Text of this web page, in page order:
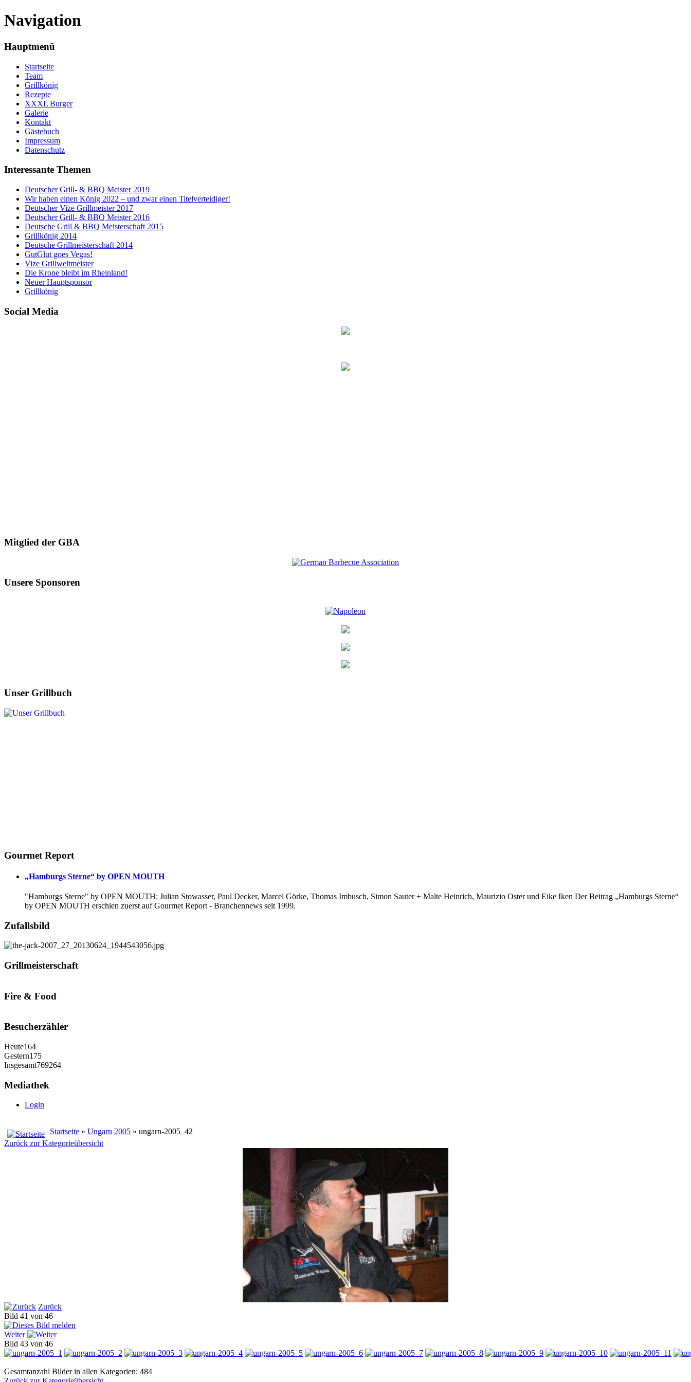
Navigation
Hauptmenü
Startseite
Team
Grillkönig
Rezepte
XXXL Burger
Galerie
Kontakt
Gästebuch
Impressum
Datenschutz
Interessante Themen
Deutscher Grill- & BBQ Meister 2019
Wir haben einen König 2022 – und zwar einen Titelverteidiger!
Deutscher Vize Grillmeister 2017
Deutscher Grill- & BBQ Meister 2016
Deutsche Grill & BBQ Meisterschaft 2015
Grillkönig 2014
Deutsche Grillmeisterschaft 2014
GutGlut goes Vegas!
Vize Grillweltmeister
Die Krone bleibt im Rheinland!
Neuer Hauptsponsor
Grillkönig
Social Media
Mitglied der GBA
Unsere Sponsoren
Unser Grillbuch
Gourmet Report
„Hamburgs Sterne“ by OPEN MOUTH
"Hamburgs Sterne" by OPEN MOUTH: Julian Stowasser, Paul Decker, Marcel Görke, Thomas Imbusch, Simon Sauter + Malte Heinrich, Maurizio Oster und Eike Iken Der Beitrag „Hamburgs Sterne“
by OPEN MOUTH erschien zuerst auf Gourmet Report - Branchennews seit 1999.
Zufallsbild
Grillmeisterschaft
Fire & Food
Besucherzähler
Heute164
Gestern175
Insgesamt769264
Mediathek
Login
Startseite » Ungarn 2005 » ungarn-2005_42
Zurück zur Kategorieübersicht
Zurück
Bild 41 von 46
Weiter
Bild 43 von 46
Gesamtanzahl Bilder in allen Kategorien: 484